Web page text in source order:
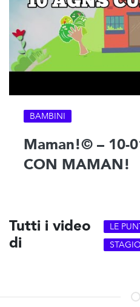
BAMBINI
Maman!© – 10-
CON MAMAN!
Tutti i video
di
LE